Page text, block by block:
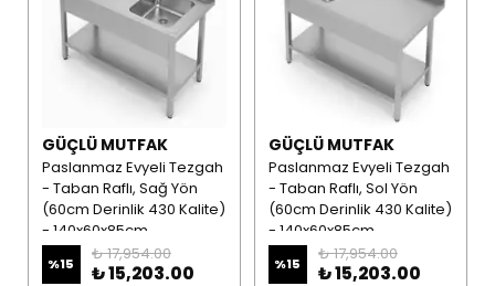
GÜÇLÜ MUTFAK
Paslanmaz Evyeli Tezgah
- Taban Raflı, Sağ Yön
(60cm Derinlik 430 Kalite)
- 140x60x85cm
%15
₺ 17,954.00
₺ 15,203.00
GÜÇLÜ MUTFAK
Paslanmaz Evyeli Tezgah
- Taban Raflı, Sol Yön
(60cm Derinlik 430 Kalite)
- 140x60x85cm
%15
₺ 17,954.00
₺ 15,203.00